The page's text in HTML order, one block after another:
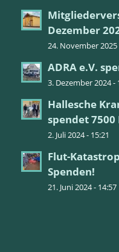
Dezember
24. November 2025
ADRA e.V.
3. Dezember 2024 -
Hallesche
spendet 7500
2. Juli 2024 - 15:21
Flut-
Spenden!
21. Juni 2024 - 14:57